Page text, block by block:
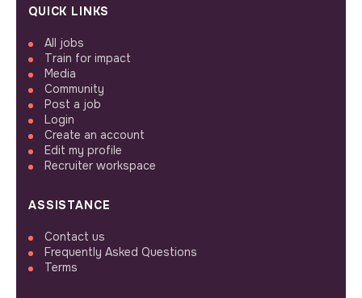
QUICK LINKS
All jobs
Train for impact
Media
Community
Post a job
Login
Create an account
Edit my profile
Recruiter workspace
ASSISTANCE
Contact us
Frequently Asked Questions
Terms